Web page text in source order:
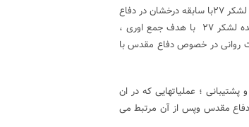
دفاع مقدس برای امروز و دیروز نیست، بلکه برای نسل جدید و آیندگان لازم است. لشکر ۲۷با سابقه درخشان در دفاع
مقدس ، فاقد سایت اطلاع رسانی بوده، بدین جهت جمعی از پیش کسوتان جامانده لشکر ۲۷ با هدف جمع اوری ،
روانی در خصوص دفاع مقدس با
آن ، گردانهای رزمی و پشتیبانی ؛ عملیاتهایی که در ان
مقدس وپس از آن مرتبط می